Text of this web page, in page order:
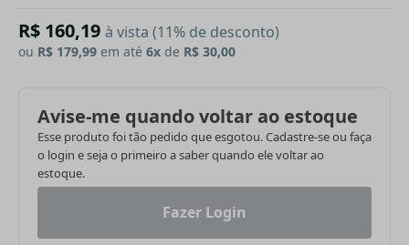
R$ 160,19 à vista (11% de desconto)
ou R$ 179,99 em até 6x de R$ 30,00
Avise-me quando voltar ao estoque
Esse produto foi tão pedido que esgotou. Cadastre-se ou faça
o login e seja o primeiro a saber quando ele voltar ao
estoque.
Fazer Login